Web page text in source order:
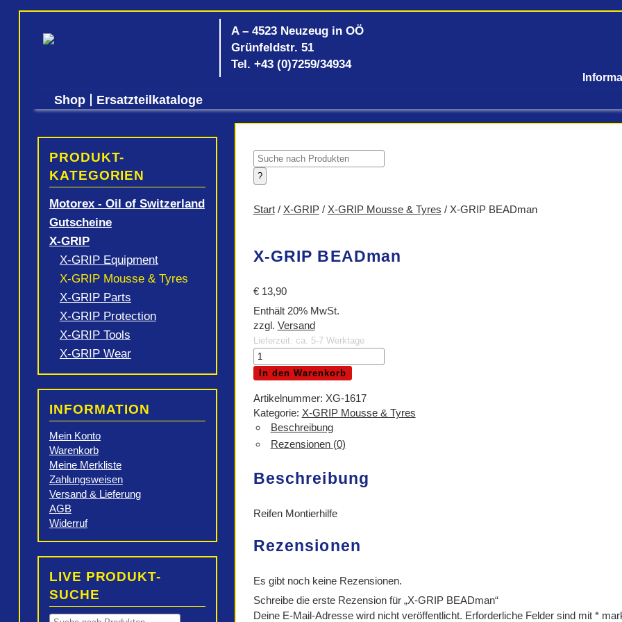
A – 4523 Neuzeug in OÖ
Grünfeldstr. 51
Tel. +43 (0)7259/34934
Shop Ersatzteilkataloge
PRODUKT-
KATEGORIEN
Motorex - Oil of Switzerland
Gutscheine
X-GRIP
X-GRIP Equipment
X-GRIP Mousse & Tyres
X-GRIP Parts
X-GRIP Protection
X-GRIP Tools
X-GRIP Wear
INFORMATION
Mein Konto
Warenkorb
Meine Merkliste
Zahlungsweisen
Versand & Lieferung
AGB
Widerruf
LIVE PRODUKT-
SUCHE
Products
search
?
Start/ X-GRIP/ X-GRIP Mousse & Tyres / X-GRIP BEADman
X-GRIP BEADman
€13,90
Enthält 20% MwSt.
zzgl. Versand
Lieferzeit: ca. 5-7 Werktage
X-
GRIP
BEADman
Menge
In den Warenkorb
Artikelnummer: XG-1617
Kategorie: X-GRIP Mousse & Tyres
Beschreibung
Rezensionen (0)
Beschreibung
Reifen Montierhilfe
Rezensionen
Es gibt noch keine Rezensionen.
Schreibe die erste Rezension für „X-GRIP BEADman“
Deine E-Mail-Adresse wird nicht veröffentlicht. Erforderliche Felder sind mit *